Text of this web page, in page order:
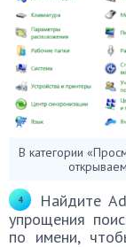
В категории
Найдите
упрощения
по имени,